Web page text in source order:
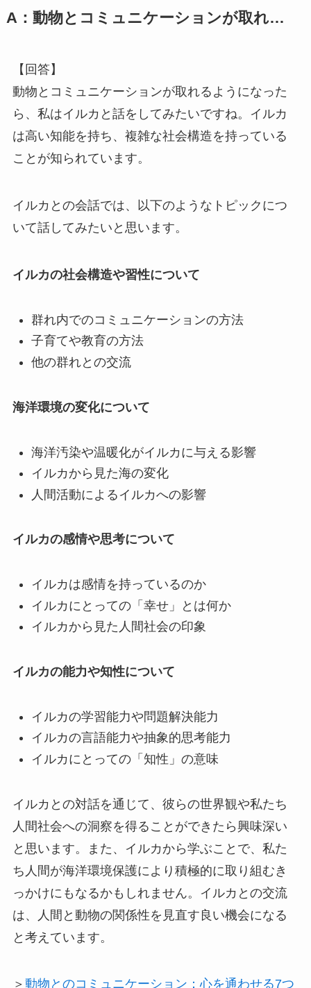
A：動物とコミュニケーションが取れ…
【回答】
動物とコミュニケーションが取れるようになった
ら、私はイルカと話をしてみたいですね。イルカ
は高い知能を持ち、複雑な社会構造を持っている
ことが知られています。
イルカとの会話では、以下のようなトピックにつ
いて話してみたいと思います。
イルカの社会構造や習性について
群れ内でのコミュニケーションの方法
子育てや教育の方法
他の群れとの交流
海洋環境の変化について
海洋汚染や温暖化がイルカに与える影響
イルカから見た海の変化
人間活動によるイルカへの影響
イルカの感情や思考について
イルカは感情を持っているのか
イルカにとっての「幸せ」とは何か
イルカから見た人間社会の印象
イルカの能力や知性について
イルカの学習能力や問題解決能力
イルカの言語能力や抽象的思考能力
イルカにとっての「知性」の意味
イルカとの対話を通じて、彼らの世界観や私たち
人間社会への洞察を得ることができたら興味深い
と思います。また、イルカから学ぶことで、私た
ち人間が海洋環境保護により積極的に取り組むき
っかけにもなるかもしれません。イルカとの交流
は、人間と動物の関係性を見直す良い機会になる
と考えています。
＞ 動物とのコミュニケーション：心を通わせる7つ